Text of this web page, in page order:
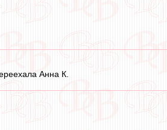
Анна К.